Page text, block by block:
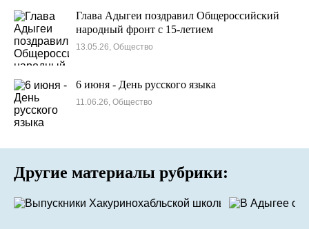
Глава Адыгеи поздравил Общероссийский
народный фронт с 15-летием
13.05.26, Общество
6 июня - День русского языка
11.06.26, Общество
Другие материалы рубрики: